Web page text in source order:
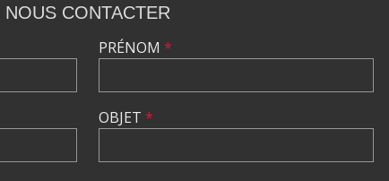
NOUS CONTACTER
PRÉNOM *
OBJET *